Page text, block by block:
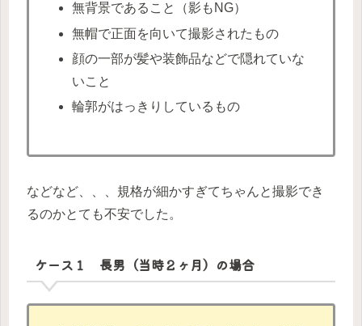
無背景であること（影もNG）
無帽で正面を向いて撮影されたもの
顔の一部が髪や装飾品などで隠れていな
いこと
輪郭がはっきりしているもの
などなど、、、規格が細かすぎてちゃんと撮影でき
るのかとても不安でした。
ケース１ 長男（当時２ヶ月）の場合